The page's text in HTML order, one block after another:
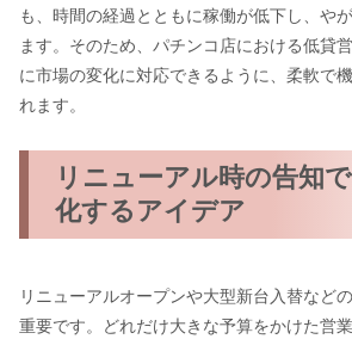
も、時間の経過とともに稼働が低下し、や
ます。そのため、パチンコ店における低貸
に市場の変化に対応できるように、柔軟で
れます。
リニューアル時の告知
化するアイデア
リニューアルオープンや大型新台入替など
重要です。どれだけ大きな予算をかけた営